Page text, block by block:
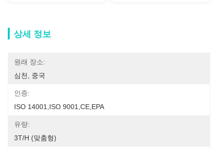
상세 정보
원래 장소:
심천, 중국
인증:
ISO 14001,ISO 9001,CE,EPA
유량:
3T/h (맞춤형)